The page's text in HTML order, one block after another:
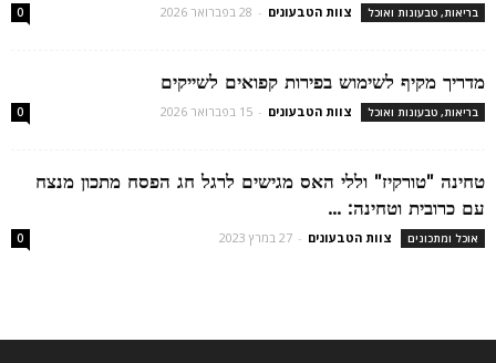
בריאות, טבעונות ואוכל צוות הטבעונים - 28 בפברואר 2026 0
מדריך מקיף לשימוש בפירות קפואים לשייקים
בריאות, טבעונות ואוכל צוות הטבעונים - 15 בפברואר 2026 0
טחינה "טורקיז" וללי האס מגישים לרגל חג הפסח מתכון מנצח
עם כרובית וטחינה: ...
אוכל ומתכונים צוות הטבעונים - 27 במרץ 2023 0